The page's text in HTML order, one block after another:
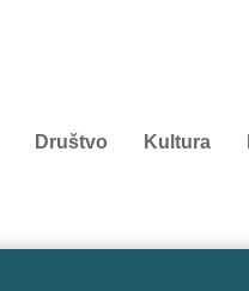
Društvo Kultura